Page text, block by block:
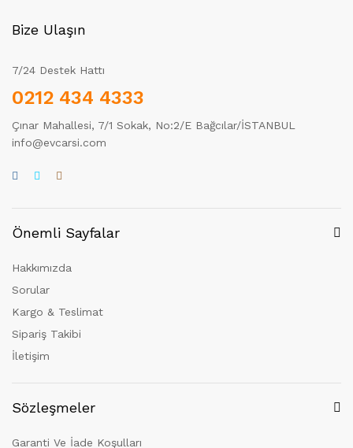
Bize Ulaşın
7/24 Destek Hattı
0212 434 4333
Çınar Mahallesi, 7/1 Sokak, No:2/E Bağcılar/İSTANBUL
info@evcarsi.com
Önemli Sayfalar
Hakkımızda
Sorular
Kargo & Teslimat
Sipariş Takibi
İletişim
Sözleşmeler
Garanti Ve İade Koşulları